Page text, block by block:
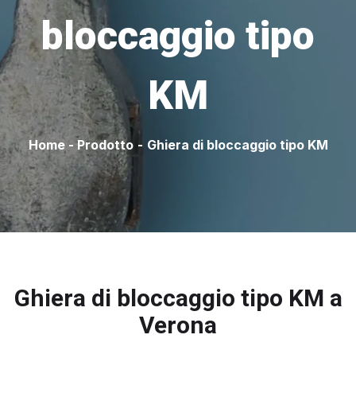
bloccaggio tipo
KM
Home - Prodotto - Ghiera di bloccaggio tipo KM
Ghiera di bloccaggio tipo KM a
Verona